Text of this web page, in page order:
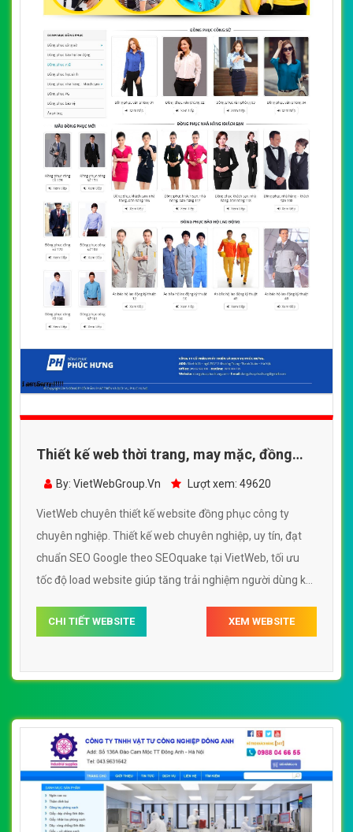
Thiết kế web thời trang, may mặc, đồng
phục công ty
By: VietWebGroup.Vn Lượt xem: 49620
VietWeb chuyên thiết kế website đồng phục công ty
chuyên nghiệp. Thiết kế web chuyên nghiệp, uy tín, đạt
chuẩn SEO Google theo SEOquake tại VietWeb, tối ưu
tốc độ load website giúp tăng trải nghiệm người dùng khi
CHI TIẾT WEBSITE XEM WEBSITE